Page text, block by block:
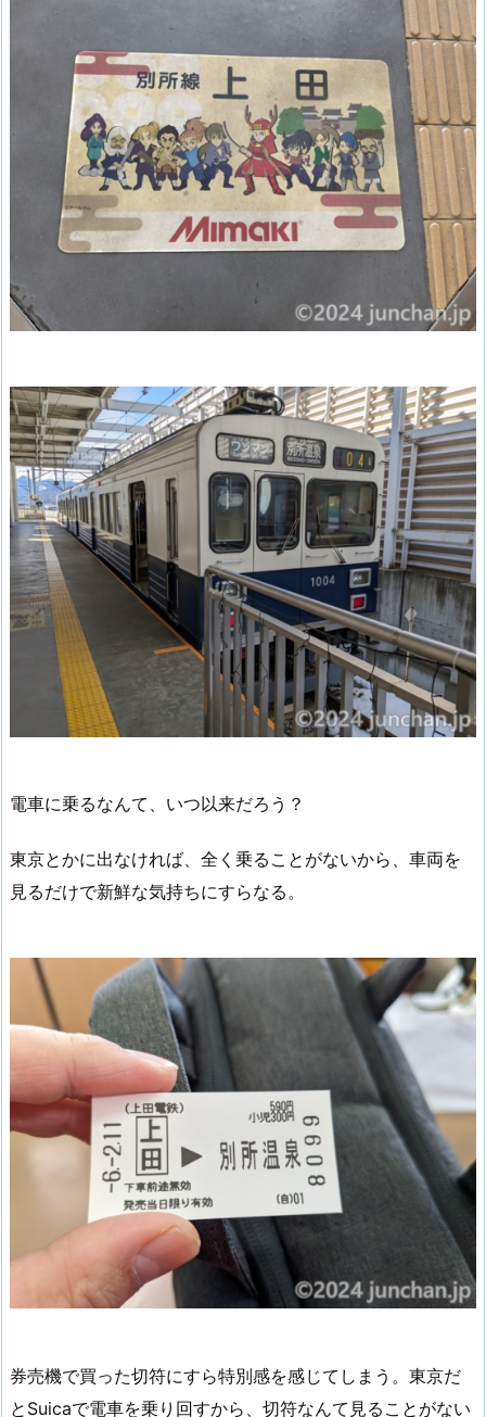
電車に乗るなんて、いつ以来だろう？
東京とかに出なければ、全く乗ることがないから、車両を
見るだけで新鮮な気持ちにすらなる。
券売機で買った切符にすら特別感を感じてしまう。東京だ
とSuicaで電車を乗り回すから、切符なんて見ることがない